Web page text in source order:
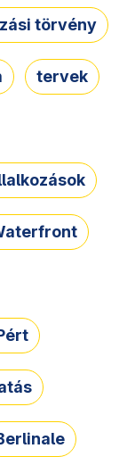
törvény
tervek